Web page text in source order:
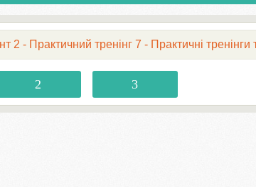
2 - Практичний тренінг 7 - Практичні
2 3